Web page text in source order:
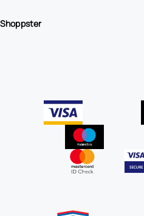
Shoppster